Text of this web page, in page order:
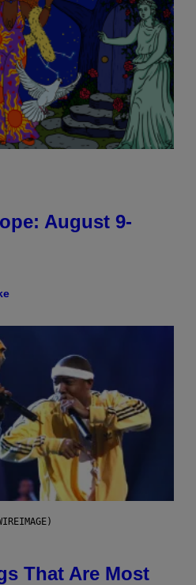
August 9-
That Are Most